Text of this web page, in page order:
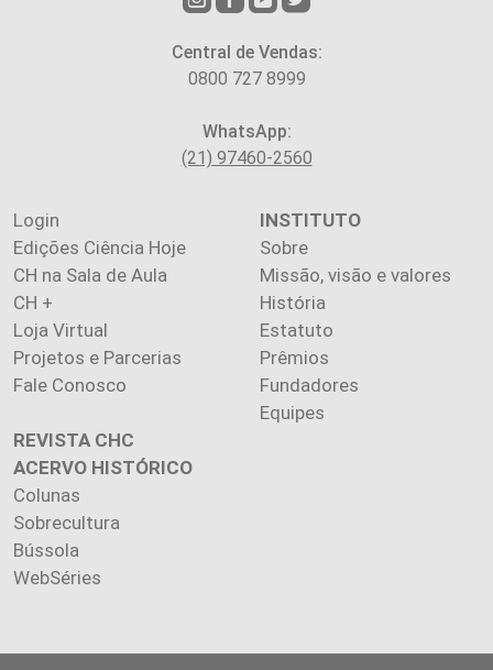
Central de Vendas:
0800 727 8999
WhatsApp:
(21) 97460-2560
Login
Edições Ciência Hoje
CH na Sala de Aula
CH +
Loja Virtual
Projetos e Parcerias
Fale Conosco
INSTITUTO
Sobre
Missão, visão e valores
História
Estatuto
Prêmios
Fundadores
Equipes
REVISTA CHC
ACERVO HISTÓRICO
Colunas
Sobrecultura
Bússola
WebSéries